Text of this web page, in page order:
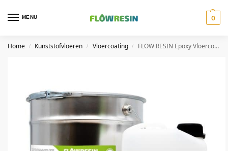
MENU 0
Home / Kunststofvloeren / Vloercoating / FLOW RESIN Epoxy Vloercoating Chemisch Bestendig